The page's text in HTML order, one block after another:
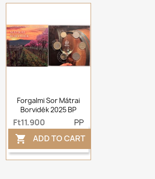
Forgalmi Sor Mátrai
Borvidék 2025 BP
Ft11,900 PP
 ADD TO CART